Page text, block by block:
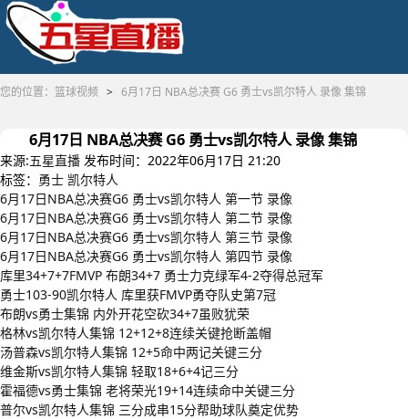
您的位置： 篮球视频 > 6月17日 NBA总决赛 G6 勇士vs凯尔特人 录像 集锦
6月17日 NBA总决赛 G6 勇士vs凯尔特人 录像 集锦
来源:五星直播 发布时间：2022年06月17日 21:20
标签： 勇士 凯尔特人
6月17日NBA总决赛G6 勇士vs凯尔特人 第一节 录像
6月17日NBA总决赛G6 勇士vs凯尔特人 第二节 录像
6月17日NBA总决赛G6 勇士vs凯尔特人 第三节 录像
6月17日NBA总决赛G6 勇士vs凯尔特人 第四节 录像
库里34+7+7FMVP 布朗34+7 勇士力克绿军4-2夺得总冠军
勇士103-90凯尔特人 库里获FMVP勇夺队史第7冠
布朗vs勇士集锦 内外开花空砍34+7虽败犹荣
格林vs凯尔特人集锦 12+12+8连续关键抢断盖帽
汤普森vs凯尔特人集锦 12+5命中两记关键三分
维金斯vs凯尔特人集锦 轻取18+6+4记三分
霍福德vs勇士集锦 老将荣光19+14连续命中关键三分
普尔vs凯尔特人集锦 三分成串15分帮助球队奠定优势